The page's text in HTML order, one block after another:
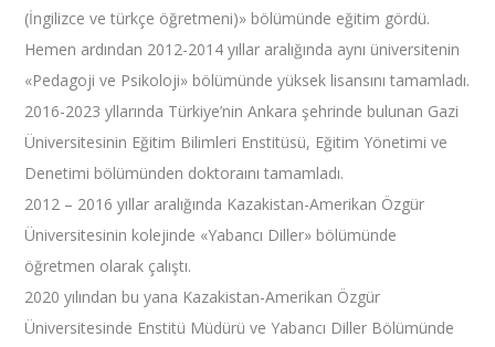
(İngilizce ve türkçe öğretmeni)» bölümünde eğitim gördü.
Hemen ardından 2012-2014 yıllar aralığında aynı üniversitenin
«Pedagoji ve Psikoloji» bölümünde yüksek lisansını tamamladı.
2016-2023 yllarında Türkiye’nin Ankara şehrinde bulunan Gazi
Üniversitesinin Eğitim Bilimleri Enstitüsü, Eğitim Yönetimi ve
Denetimi bölümünden doktoraını tamamladı.
2012 – 2016 yıllar aralığında Kazakistan-Amerikan Özgür
Üniversitesinin kolejinde «Yabancı Diller» bölümünde
öğretmen olarak çalıştı.
2020 yılından bu yana Kazakistan-Amerikan Özgür
Üniversitesinde Enstitü Müdürü ve Yabancı Diller Bölümünde